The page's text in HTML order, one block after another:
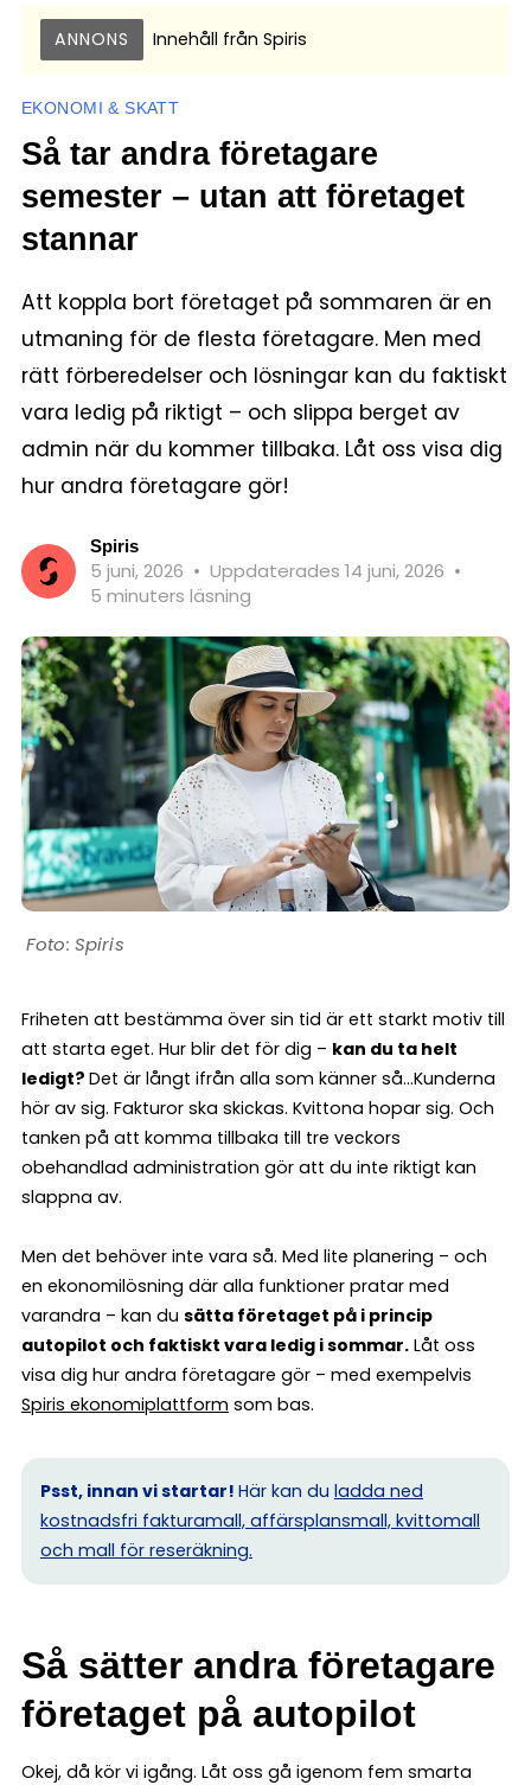
ANNONS Innehåll från Spiris
EKONOMI & SKATT
Så tar andra företagare
semester – utan att företaget
stannar
Att koppla bort företaget på sommaren är en
utmaning för de flesta företagare. Men med
rätt förberedelser och lösningar kan du faktiskt
vara ledig på riktigt – och slippa berget av
admin när du kommer tillbaka. Låt oss visa dig
hur andra företagare gör!
Spiris
5 juni, 2026 • Uppdaterades 14 juni, 2026 •
5 minuters läsning
Spiris
Friheten att bestämma över sin tid är ett starkt motiv till
att starta eget. Hur blir det för dig – kan du ta helt
ledigt? Det är långt ifrån alla som känner så…Kunderna
hör av sig. Fakturor ska skickas. Kvittona hopar sig. Och
tanken på att komma tillbaka till tre veckors
obehandlad administration gör att du inte riktigt kan
slappna av.
Men det behöver inte vara så. Med lite planering – och
en ekonomilösning där alla funktioner pratar med
varandra – kan du sätta företaget på i princip
autopilot och faktiskt vara ledig i sommar. Låt oss
visa dig hur andra företagare gör – med exempelvis
Spiris ekonomiplattform som bas.
Psst, innan vi startar! Här kan du ladda ned
kostnadsfri fakturamall, affärsplansmall, kvittomall
och mall för reseräkning.
Så sätter andra företagare
företaget på autopilot
Okej, då kör vi igång. Låt oss gå igenom fem smarta